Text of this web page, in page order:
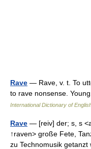
Rave — Rave, v. t. To
to rave nonsense.
International Dictionary of
Rave — [reiv] der; s, s
↑raven> große Fete,
zu Technomusik